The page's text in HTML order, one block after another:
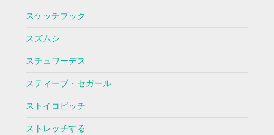
スケッチブック
スズムシ
スチュワーデス
スティーブ・セガール
ストイコビッチ
ストレッチする